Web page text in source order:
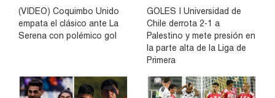
(VIDEO) Coquimbo Unido
empata el clásico ante La
Serena con polémico gol
GOLES | Universidad de
Chile derrota 2-1 a
Palestino y mete presión en
la parte alta de la Liga de
Primera